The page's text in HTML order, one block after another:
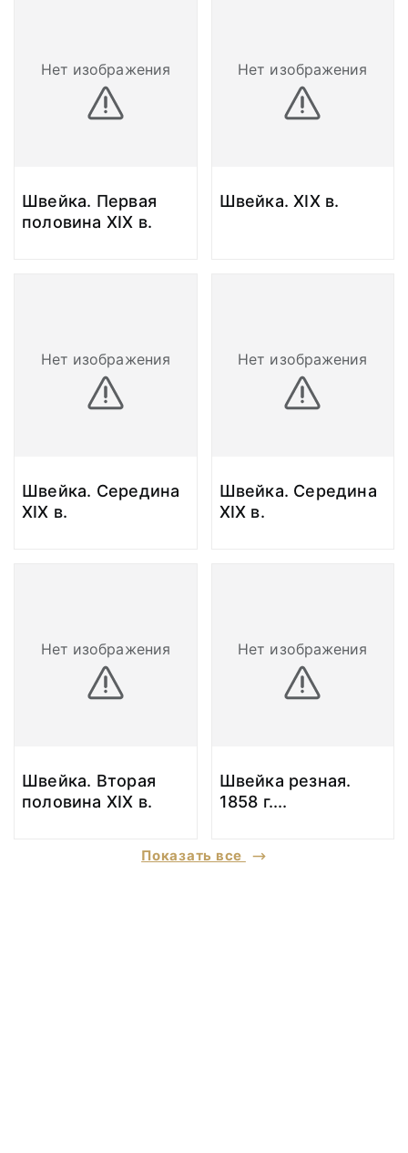
Нет изображения
Швейка. Первая
половина XIX в.
Нет изображения
Швейка. XIX в.
Нет изображения
Швейка. Середина
XIX в.
Нет изображения
Швейка. Середина
XIX в.
Нет изображения
Швейка. Вторая
половина XIX в.
Нет изображения
Швейка резная.
1858 г....
Показать все